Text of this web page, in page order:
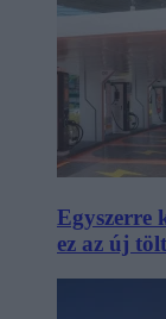
Egyszerre
ez az új